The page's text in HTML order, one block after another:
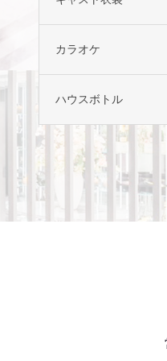
カラオケ
ハウスボトル